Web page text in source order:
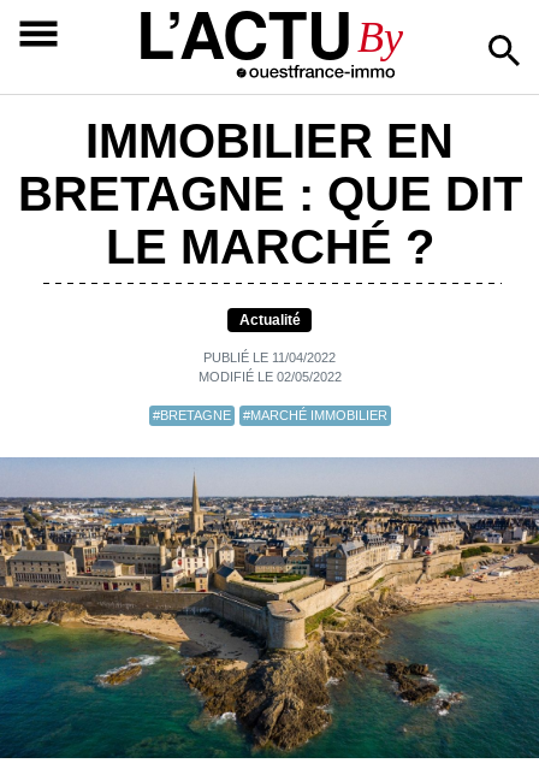
L’ACTUBy
IMMOBILIER EN
BRETAGNE : QUE DIT
LE MARCHÉ ?
Actualité
PUBLIÉ LE 11/04/2022
MODIFIÉ LE 02/05/2022
#BRETAGNE #MARCHÉ IMMOBILIER